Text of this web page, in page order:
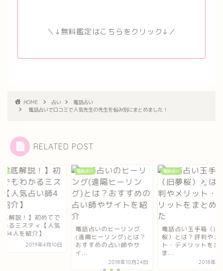
＼↓無料鑑定はこちらをクリック↓／
HOME 占い
電話占い
電話占いで口コミで人気先生の先生を悩み別にまとめました！
RELATED POST
底解説！】初めてで
かるミスティ【人気
4人を紹介】
2019年4月10日
電話占い
電話占いのヒーリング
(遠隔ヒーリング)とは？
おすすめの占い師やサ
イ...
2018年10月24日
電話占い
電話占い玉手箱（旧
桜）とは？評判やメ
ト・デメリットをま
ま...
2018年11